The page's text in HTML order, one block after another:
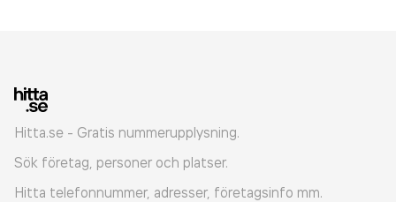
Hitta.se - Gratis nummerupplysning.
Sök företag, personer och platser.
Hitta telefonnummer, adresser, företagsinfo mm.